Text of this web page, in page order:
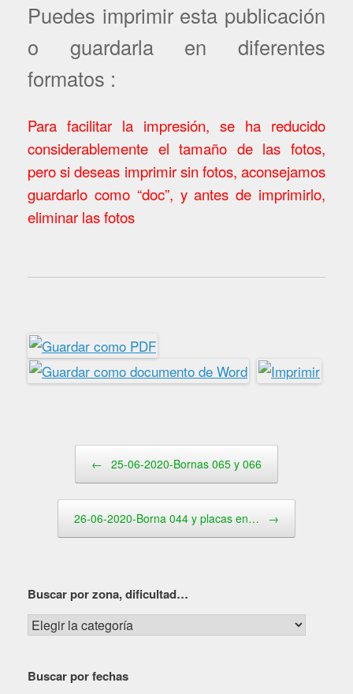
Puedes imprimir esta publicación
o guardarla en diferentes
formatos :
Para facilitar la impresión, se ha reducido
considerablemente el tamaño de las fotos,
pero si deseas imprimir sin fotos, aconsejamos
guardarlo como “doc”, y antes de imprimirlo,
eliminar las fotos
← 25-06-2020-Bornas 065 y 066
26-06-2020-Borna 044 y placas en… →
Buscar por zona, dificultad…
Buscar
por
dificultad…
Buscar por fechas